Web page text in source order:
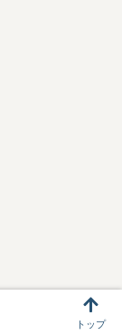
トップ